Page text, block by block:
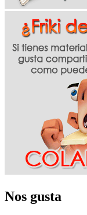
Nos gusta